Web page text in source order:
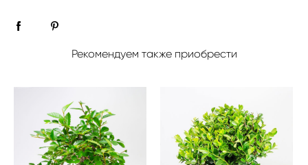
Рекомендуем также приобрести